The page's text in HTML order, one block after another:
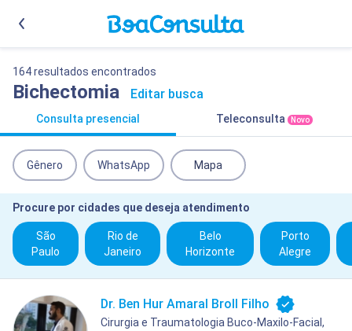
164 resultados encontrados
Bichectomia Editar busca
Consulta presencial Teleconsulta Novo
Gênero WhatsApp Mapa
Procure por cidades que deseja atendimento
São
Paulo
Rio de
Janeiro
Belo
Horizonte
Porto
Alegre
Dr. Ben Hur Amaral Broll Filho
Cirurgia e Traumatologia Buco-Maxilo-Facial,